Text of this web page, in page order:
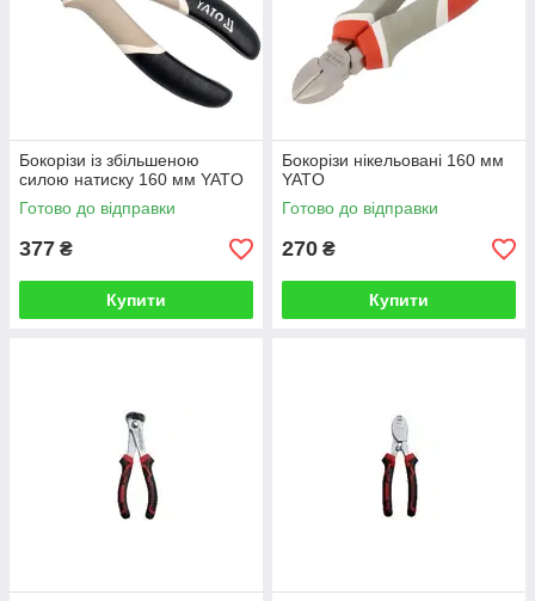
Бокорізи із збільшеною
силою натиску 160 мм YATO
Готово до відправки
377 ₴
Купити
Бокорізи нікельовані 160 мм
YATO
Готово до відправки
270 ₴
Купити